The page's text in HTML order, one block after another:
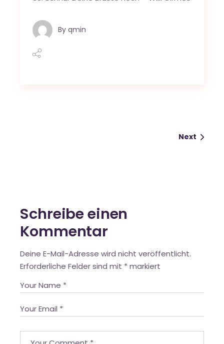
By qmin
Next
Schreibe einen
Kommentar
Deine E-Mail-Adresse wird nicht veröffentlicht.
Erforderliche Felder sind mit * markiert